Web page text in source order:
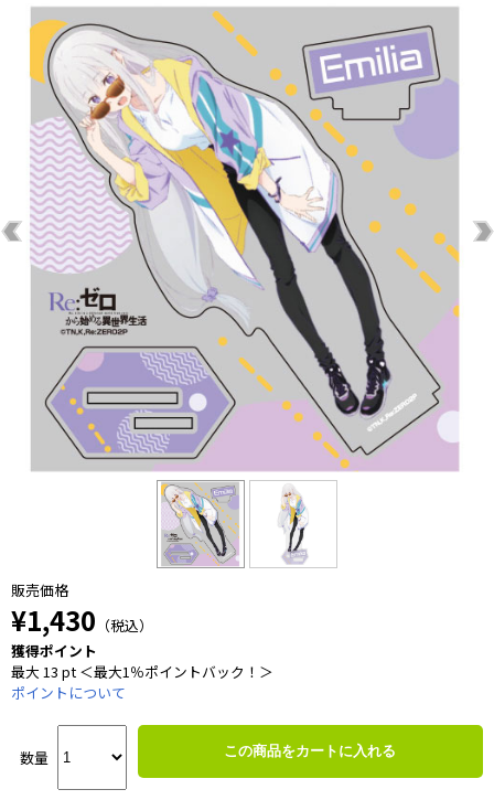
販売価格
¥1,430 （税込）
獲得ポイント
最大 13 pt ＜最大1％ポイントバック！＞
ポイントについて
数量 この商品をカートに入れる